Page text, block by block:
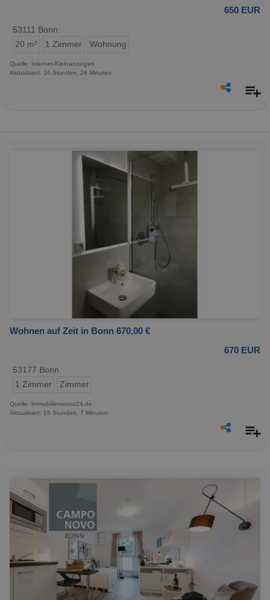
650 EUR
53111 Bonn
20 m²
1 Zimmer Wohnung
Quelle: Internet-Kleinanzeigen
Aktualisiert: 16 Stunden, 26 Minuten
Wohnen auf Zeit in Bonn 670,00 €
670 EUR
53177 Bonn
1 Zimmer
Zimmer
Quelle: Immobilienscout24.de
Aktualisiert: 15 Stunden, 7 Minuten